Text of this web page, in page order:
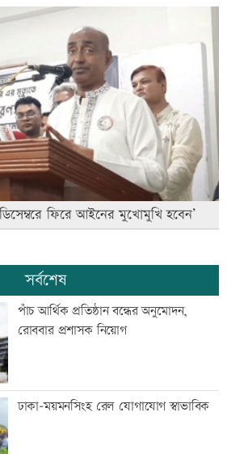
ডিসেম্বরে ফিরে আইনের মুখোমুখি হবেন’
সর্বশেষ
পাঁচ আর্থিক প্রতিষ্ঠান বন্ধের অনুমোদন,
রোববার প্রশাসক নিয়োগ
ঢাকা-ময়মনসিংহ রেল যোগাযোগ স্বাভাবিক